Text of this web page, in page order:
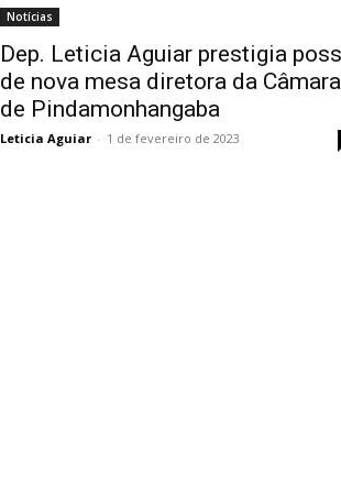
Notícias
Dep. Leticia Aguiar prestigia
de nova mesa diretora da Câmara
de Pindamonhangaba
Leticia Aguiar - 1 de fevereiro de 2023